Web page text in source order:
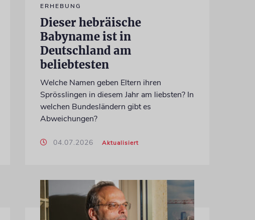
ERHEBUNG
Dieser hebräische
Babyname ist in
Deutschland am
beliebtesten
Welche Namen geben Eltern ihren
Sprösslingen in diesem Jahr am liebsten? In
welchen Bundesländern gibt es
Abweichungen?
04.07.2026 Aktualisiert